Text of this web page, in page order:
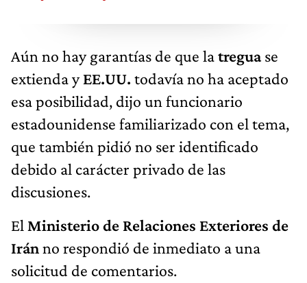
Aún no hay garantías de que latreguase
extienda yEE.UU. todavía no ha aceptado
esa posibilidad, dijo un funcionario
estadounidense familiarizado con el tema,
que también pidió no ser identificado
debido al carácter privado de las
discusiones.
El Ministerio de Relaciones Exteriores de
Iránno respondió de inmediato a una
solicitud de comentarios.